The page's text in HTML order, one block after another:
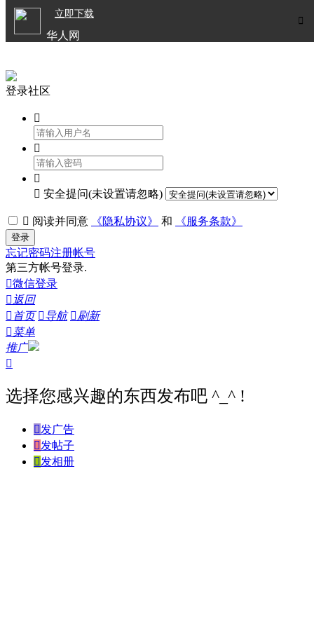

立即下载
华人网
登录社区



 安全提问(未设置请忽略)
 阅读并同意 《隐私协议》 和 《服务条款》
登录
忘记密码注册帐号
第三方帐号登录.
微信登录
 返回
 首页 导航 刷新
菜单
推广

选择您感兴趣的东西发布吧 ^_^ !
发广告
发帖子
发相册